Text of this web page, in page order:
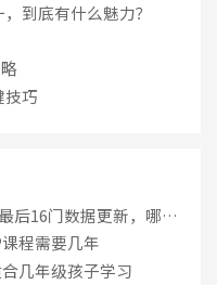
到底有什么魅力？
技巧
后16门数据更新，哪些
程需要几年
几年级孩子学习